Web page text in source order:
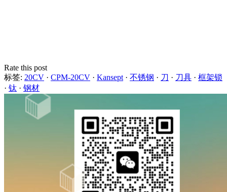
Rate this post
标签: 20CV · CPM-20CV · Kansept · 不锈钢 · 刀 · 刀具 · 框架锁
· 钛 · 钢材